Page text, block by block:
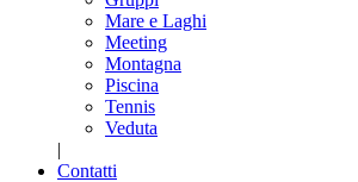
Mare e Laghi
Meeting
Montagna
Piscina
Tennis
Veduta
|
Contatti